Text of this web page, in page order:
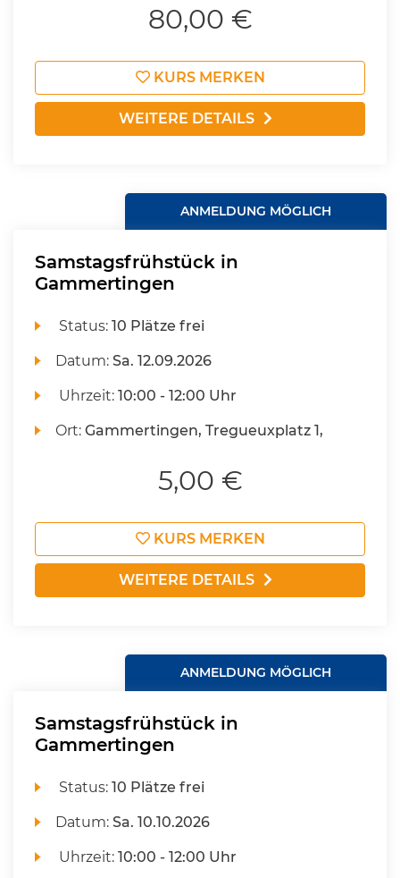
80,00 €
KURS MERKEN
WEITERE DETAILS
ANMELDUNG MÖGLICH
Samstagsfrühstück in
Gammertingen
Status:10 Plätze frei
Datum:Sa. 12.09.2026
Uhrzeit:10:00 - 12:00 Uhr
Ort:Gammertingen, Tregueuxplatz 1,
5,00 €
KURS MERKEN
WEITERE DETAILS
ANMELDUNG MÖGLICH
Samstagsfrühstück in
Gammertingen
Status:10 Plätze frei
Datum:Sa. 10.10.2026
Uhrzeit:10:00 - 12:00 Uhr